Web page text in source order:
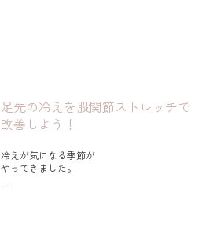
足先の冷えを股関節ストレッチで
改善しよう！
冷えが気になる季節が
やってきました。